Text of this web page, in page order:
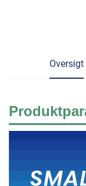
Oversigt